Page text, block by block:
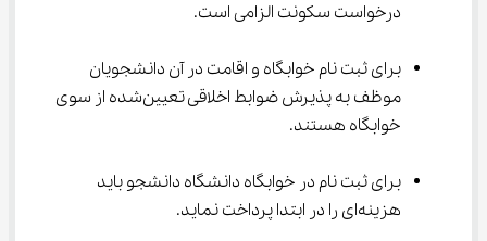
درخواست سکونت الزامی است.
برای ثبت نام خوابگاه و اقامت در آن دانشجویان
موظف به پذیرش ضوابط اخلاقی تعیین‌شده از سوی
خوابگاه هستند.
برای ثبت نام در خوابگاه دانشگاه دانشجو باید
هزینه‌ای را در ابتدا پرداخت نماید.